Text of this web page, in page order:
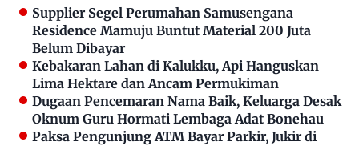
Supplier Segel Perumahan Samusengana
Residence Mamuju Buntut Material 200 Juta
Belum Dibayar
Kebakaran Lahan di Kalukku, Api Hanguskan
Lima Hektare dan Ancam Permukiman
Dugaan Pencemaran Nama Baik, Keluarga Desak
Oknum Guru Hormati Lembaga Adat Bonehau
Paksa Pengunjung ATM Bayar Parkir, Jukir di